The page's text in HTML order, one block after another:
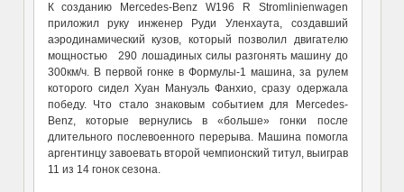
К созданию Mercedes-Benz W196 R Stromlinienwagen
приложил руку инженер Руди Уленхаута, создавший
аэродинамический кузов, который позволил двигателю
мощностью 290 лошадиных силы разгонять машину до
300км/ч. В первой гонке в Формулы-1 машина, за рулем
которого сидел Хуан Мануэль Фанхио, сразу одержала
победу. Что стало знаковым событием для Mercedes-
Benz, которые вернулись в «больше» гонки после
длительного послевоенного перерыва. Машина помогла
аргентинцу завоевать второй чемпионский титул, выиграв
11 из 14 гонок сезона.